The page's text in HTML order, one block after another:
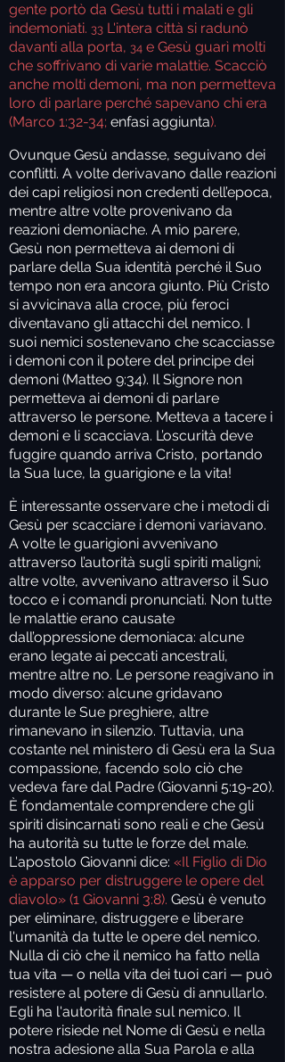
gente portò da Gesù tutti i malati e gli
indemoniati. 33 L'intera città si radunò
davanti alla porta, 34 e Gesù guarì molti
che soffrivano di varie malattie. Scacciò
anche molti demoni, ma non permetteva
loro di parlare perché sapevano chi era
(Marco 1:32-34; enfasi aggiunta).
Ovunque Gesù andasse, seguivano dei
conflitti. A volte derivavano dalle reazioni
dei capi religiosi non credenti dell’epoca,
mentre altre volte provenivano da
reazioni demoniache. A mio parere,
Gesù non permetteva ai demoni di
parlare della Sua identità perché il Suo
tempo non era ancora giunto. Più Cristo
si avvicinava alla croce, più feroci
diventavano gli attacchi del nemico. I
suoi nemici sostenevano che scacciasse
i demoni con il potere del principe dei
demoni (Matteo 9:34). Il Signore non
permetteva ai demoni di parlare
attraverso le persone. Metteva a tacere i
demoni e li scacciava. L’oscurità deve
fuggire quando arriva Cristo, portando
la Sua luce, la guarigione e la vita!
È interessante osservare che i metodi di
Gesù per scacciare i demoni variavano.
A volte le guarigioni avvenivano
attraverso l’autorità sugli spiriti maligni;
altre volte, avvenivano attraverso il Suo
tocco e i comandi pronunciati. Non tutte
le malattie erano causate
dall’oppressione demoniaca: alcune
erano legate ai peccati ancestrali,
mentre altre no. Le persone reagivano in
modo diverso: alcune gridavano
durante le Sue preghiere, altre
rimanevano in silenzio. Tuttavia, una
costante nel ministero di Gesù era la Sua
compassione, facendo solo ciò che
vedeva fare dal Padre (Giovanni 5:19-20).
È fondamentale comprendere che gli
spiriti disincarnati sono reali e che Gesù
ha autorità su tutte le forze del male.
L'apostolo Giovanni dice: «Il Figlio di Dio
è apparso per distruggere le opere del
diavolo» (1 Giovanni 3:8). Gesù è venuto
per eliminare, distruggere e liberare
l'umanità da tutte le opere del nemico.
Nulla di ciò che il nemico ha fatto nella
tua vita — o nella vita dei tuoi cari — può
resistere al potere di Gesù di annullarlo.
Egli ha l'autorità finale sul nemico. Il
potere risiede nel Nome di Gesù e nella
nostra adesione alla Sua Parola e alla